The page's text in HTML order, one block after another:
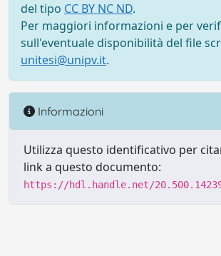
del tipo CC BY NC ND.
Per maggiori informazioni e per
sull'eventuale disponibilità del file
unitesi@unipv.it.
Informazioni
Utilizza questo identificativo per
link a questo documento:
https://hdl.handle.net/